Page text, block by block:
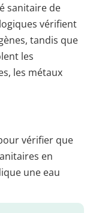
sanitaire de
vérifient
tandis que
les
les métaux
vérifier que
en
une eau